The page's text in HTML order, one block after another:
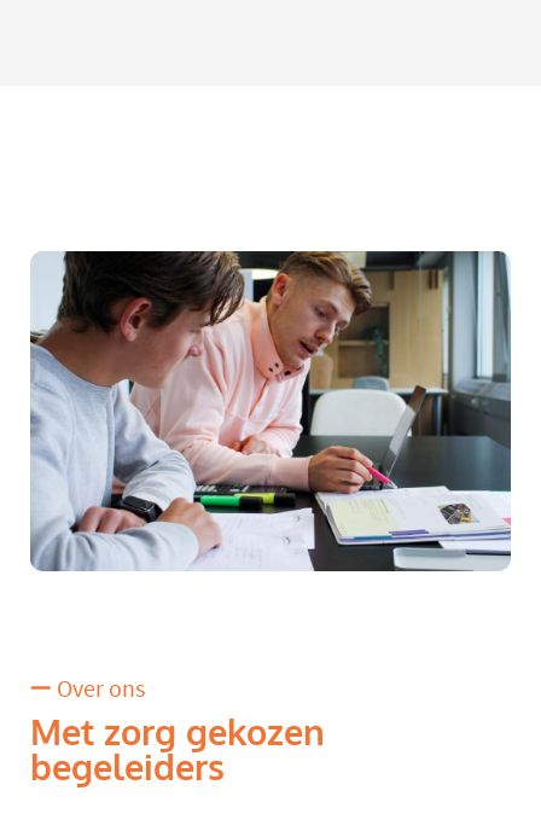
Over ons
Met zorg gekozen
begeleiders